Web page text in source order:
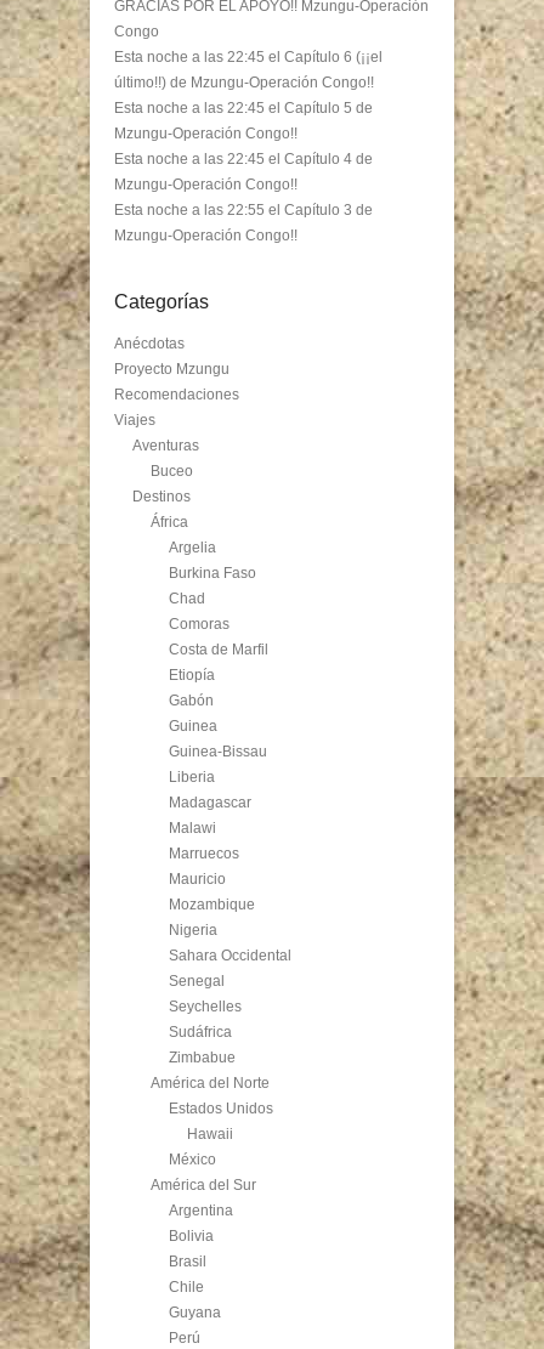
GRACIAS POR EL APOYO!! Mzungu-Operación
Congo
Esta noche a las 22:45 el Capítulo 6 (¡¡el
último!!) de Mzungu-Operación Congo!!
Esta noche a las 22:45 el Capítulo 5 de
Mzungu-Operación Congo!!
Esta noche a las 22:45 el Capítulo 4 de
Mzungu-Operación Congo!!
Esta noche a las 22:55 el Capítulo 3 de
Mzungu-Operación Congo!!
Categorías
Anécdotas
Proyecto Mzungu
Recomendaciones
Viajes
Aventuras
Buceo
Destinos
África
Argelia
Burkina Faso
Chad
Comoras
Costa de Marfil
Etiopía
Gabón
Guinea
Guinea-Bissau
Liberia
Madagascar
Malawi
Marruecos
Mauricio
Mozambique
Nigeria
Sahara Occidental
Senegal
Seychelles
Sudáfrica
Zimbabue
América del Norte
Estados Unidos
Hawaii
México
América del Sur
Argentina
Bolivia
Brasil
Chile
Guyana
Perú